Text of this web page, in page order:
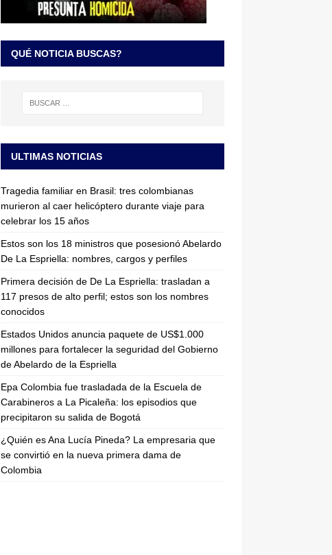
QUÉ NOTICIA BUSCAS?
ULTIMAS NOTICIAS
Tragedia familiar en Brasil: tres colombianas
murieron al caer helicóptero durante viaje para
celebrar los 15 años
Estos son los 18 ministros que posesionó Abelardo
De La Espriella: nombres, cargos y perfiles
Primera decisión de De La Espriella: trasladan a
117 presos de alto perfil; estos son los nombres
conocidos
Estados Unidos anuncia paquete de US$1.000
millones para fortalecer la seguridad del Gobierno
de Abelardo de la Espriella
Epa Colombia fue trasladada de la Escuela de
Carabineros a La Picaleña: los episodios que
precipitaron su salida de Bogotá
¿Quién es Ana Lucía Pineda? La empresaria que
se convirtió en la nueva primera dama de
Colombia